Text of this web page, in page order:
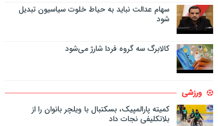
سهام عدالت نباید به حیاط خلوت سیاسیون تبدیل
شود
کالابرگ سه گروه فردا شارژ می‌شود
ورزشی
کمیته پارالمپیک، بسکتبال با ویلچر بانوان را از
بلاتکلیفی نجات داد